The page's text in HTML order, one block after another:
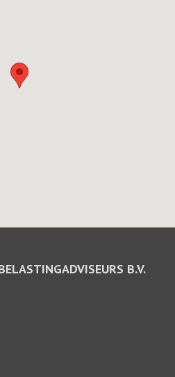
B.V.